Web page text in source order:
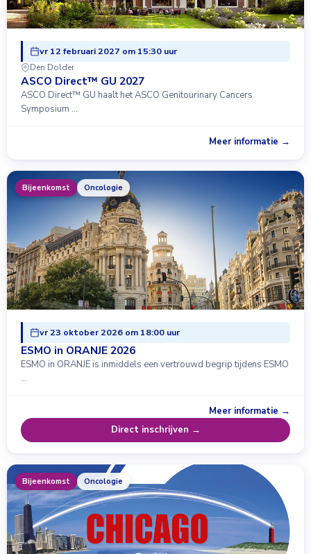
vr 12 februari 2027 om 15:30 uur
Den Dolder
ASCO Direct™ GU 2027
ASCO Direct™ GU haalt het ASCO Genitourinary Cancers
Symposium …
Meer informatie →
Bijeenkomst Oncologie
vr 23 oktober 2026 om 18:00 uur
ESMO in ORANJE 2026
ESMO in ORANJE is inmiddels een vertrouwd begrip tijdens ESMO
…
Meer informatie →
Direct inschrijven →
Bijeenkomst Oncologie